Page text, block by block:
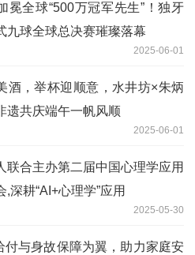
冕全球“500万冠军先生”！独牙
九球全球总决赛璀璨落幕
2025-06-01
酒，举杯迎顺意，水井坊×朱炳
遗共庆端午一帆风顺
2025-06-01
联合主办第二届中国心理学应用
,深耕“AI+心理学”应用
2025-05-30
与身故保障为翼，助力家庭安